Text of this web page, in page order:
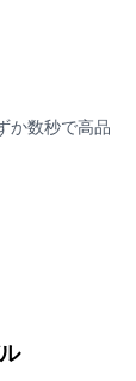
か数秒で高品